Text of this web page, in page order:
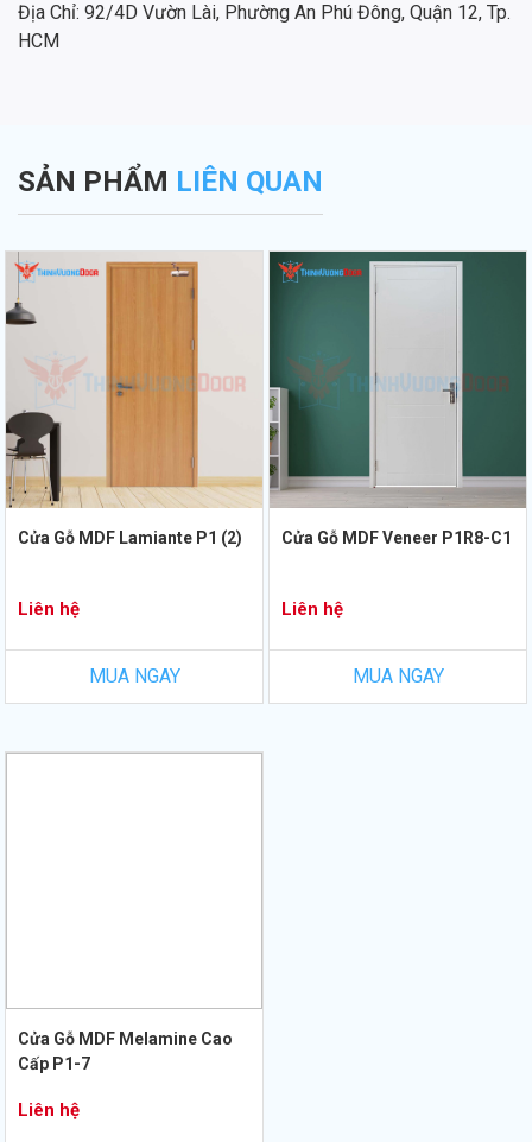
Địa Chỉ: 92/4D Vườn Lài, Phường An Phú Đông, Quận 12, Tp.
HCM
SẢN PHẨM LIÊN QUAN
Cửa Gỗ MDF Lamiante P1 (2)
Liên hệ
MUA NGAY
Cửa Gỗ MDF Veneer P1R8-C1
Liên hệ
MUA NGAY
Cửa Gỗ MDF Melamine Cao
Cấp P1-7
Liên hệ